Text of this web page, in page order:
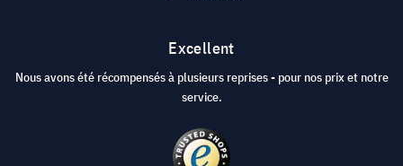
Excellent
Nous avons été récompensés à plusieurs reprises - pour nos prix et notre
service.